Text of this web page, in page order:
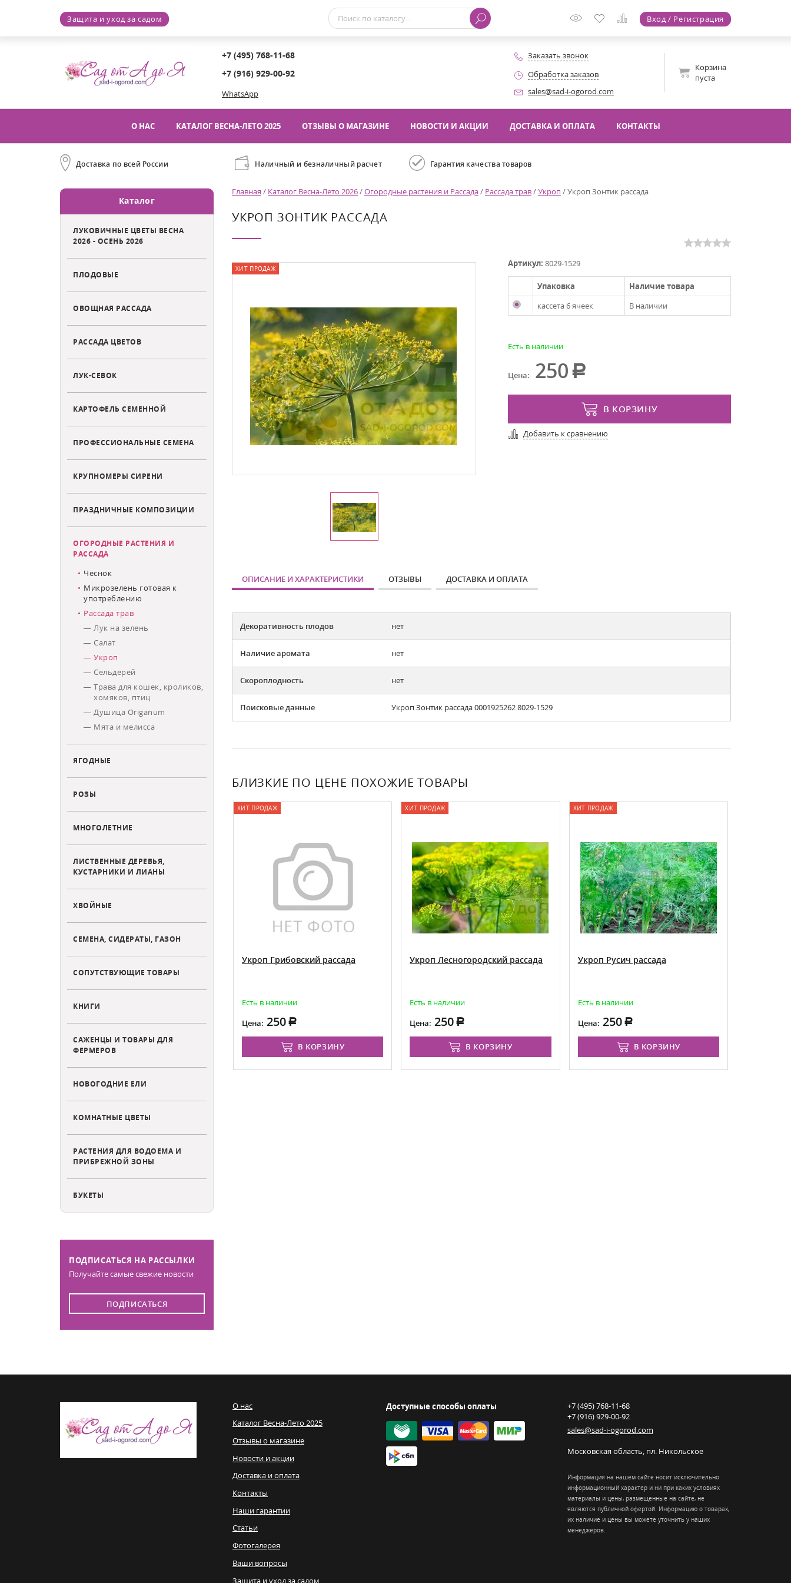
Защита и уход за садом Вход / Регистрация
+7 (495) 768-11-68
+7 (916) 929-00-92
WhatsApp
Заказать звонок
Обработка заказов
sales@sad-i-ogorod.com
Корзина
пуста
О НАС КАТАЛОГ ВЕСНА-ЛЕТО 2025 ОТЗЫВЫ О МАГАЗИНЕ НОВОСТИ И АКЦИИ ДОСТАВКА И ОПЛАТА КОНТАКТЫ
Доставка по всей России Наличный и безналичный расчет Гарантия качества товаров
Каталог
ЛУКОВИЧНЫЕ ЦВЕТЫ ВЕСНА
2026 - ОСЕНЬ 2026
ПЛОДОВЫЕ
ОВОЩНАЯ РАССАДА
РАССАДА ЦВЕТОВ
ЛУК-СЕВОК
КАРТОФЕЛЬ СЕМЕННОЙ
ПРОФЕССИОНАЛЬНЫЕ СЕМЕНА
КРУПНОМЕРЫ СИРЕНИ
ПРАЗДНИЧНЫЕ КОМПОЗИЦИИ
ОГОРОДНЫЕ РАСТЕНИЯ И
РАССАДА
Чеснок
Микрозелень готовая к
употреблению
Рассада трав
Лук на зелень
Салат
Укроп
Сельдерей
Трава для кошек, кроликов,
хомяков, птиц
Душица Origanum
Мята и мелисса
ЯГОДНЫЕ
РОЗЫ
МНОГОЛЕТНИЕ
ЛИСТВЕННЫЕ ДЕРЕВЬЯ,
КУСТАРНИКИ И ЛИАНЫ
ХВОЙНЫЕ
СЕМЕНА, СИДЕРАТЫ, ГАЗОН
СОПУТСТВУЮЩИЕ ТОВАРЫ
КНИГИ
САЖЕНЦЫ И ТОВАРЫ ДЛЯ
ФЕРМЕРОВ
НОВОГОДНИЕ ЕЛИ
КОМНАТНЫЕ ЦВЕТЫ
РАСТЕНИЯ ДЛЯ ВОДОЕМА И
ПРИБРЕЖНОЙ ЗОНЫ
БУКЕТЫ
ПОДПИСАТЬСЯ НА РАССЫЛКИ
Получайте самые свежие новости
ПОДПИСАТЬСЯ
Главная / Каталог Весна-Лето 2026/Огородные растения и Рассада/ Рассада трав/Укроп /Укроп Зонтик рассада
УКРОП ЗОНТИК РАССАДА
ХИТ ПРОДАЖ Артикул: 8029-1529
Упаковка
Наличие товара
кассета 6 ячеек
В наличии
Есть в наличии
Цена: 250
В КОРЗИНУ
Добавить к сравнению
ОПИСАНИЕ И ХАРАКТЕРИСТИКИ ОТЗЫВЫ ДОСТАВКА И ОПЛАТА
Декоративность плодов нет
Наличие аромата нет
Скороплодность нет
Поисковые данные Укроп Зонтик рассада 0001925262 8029-1529
БЛИЗКИЕ ПО ЦЕНЕ ПОХОЖИЕ ТОВАРЫ
ХИТ ПРОДАЖ
Укроп Грибовский рассада
Есть в наличии
Цена: 250
В КОРЗИНУ
ХИТ ПРОДАЖ
Укроп Лесногородский рассада
Есть в наличии
Цена: 250
В КОРЗИНУ
ХИТ ПРОДАЖ
Укроп Русич рассада
Есть в наличии
Цена: 250
В КОРЗИНУ
О нас
Каталог Весна-Лето 2025
Отзывы о магазине
Новости и акции
Доставка и оплата
Контакты
Наши гарантии
Статьи
Фотогалерея
Ваши вопросы
Защита и уход за садом
Доступные способы оплаты
+7 (495) 768-11-68
+7 (916) 929-00-92
sales@sad-i-ogorod.com
Московская область пл. Никольcкое
Информация на нашем сайте носит исключительно
информационный характер и ни при каких условиях
материалы и цены, размещенные на сайте, не
являются публичной офертой. Информацию о товарах,
их наличие и цены вы можете уточнить у наших
менеджеров.